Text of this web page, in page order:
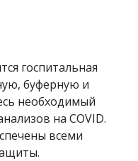
госпитальная
буферную и
необходимый
на COVID.
всеми